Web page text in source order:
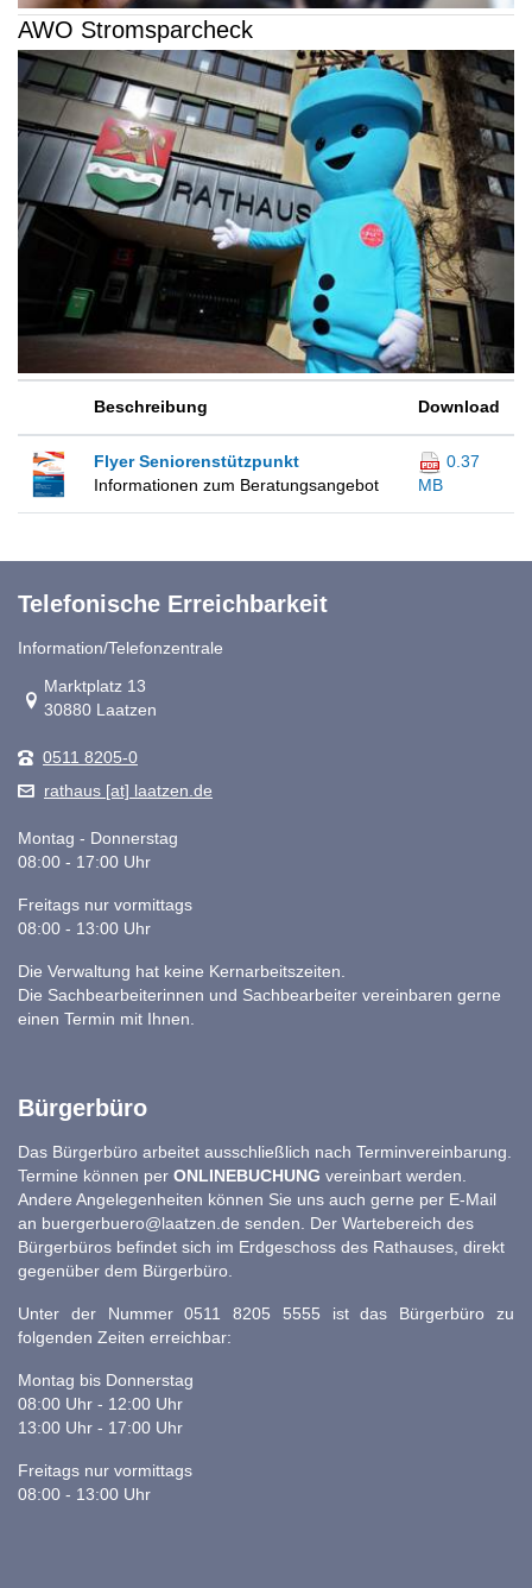
AWO Stromsparcheck
Beschreibung Download
Flyer Seniorenstützpunkt
Informationen zum Beratungsangebot
0.37
MB
Telefonische Erreichbarkeit
Information/Telefonzentrale
Link zur Google-Maps Navigation
Marktplatz 13
30880 Laatzen
0511 8205-0
rathaus [at] laatzen.de
Montag - Donnerstag
08:00 - 17:00 Uhr
Freitags nur vormittags
08:00 - 13:00 Uhr
Die Verwaltung hat keine Kernarbeitszeiten.
Die Sachbearbeiterinnen und Sachbearbeiter vereinbaren gerne
einen Termin mit Ihnen.
Bürgerbüro
Das Bürgerbüro arbeitet ausschließlich nach Terminvereinbarung.
Termine können per ONLINEBUCHUNG vereinbart werden.
Andere Angelegenheiten können Sie uns auch gerne per E-Mail
an buergerbuero@laatzen.de senden. Der Wartebereich des
Bürgerbüros befindet sich im Erdgeschoss des Rathauses, direkt
gegenüber dem Bürgerbüro.
Unter der Nummer 0511 8205 5555 ist das Bürgerbüro zu
folgenden Zeiten erreichbar:
Montag bis Donnerstag
08:00 Uhr - 12:00 Uhr
13:00 Uhr - 17:00 Uhr
Freitags nur vormittags
08:00 - 13:00 Uhr